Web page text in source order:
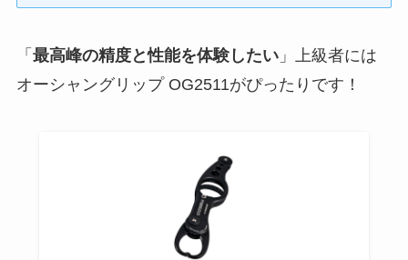
「 最高峰の精度と性能を体験したい」上級者には
オーシャングリップ OG2511がぴったりです！